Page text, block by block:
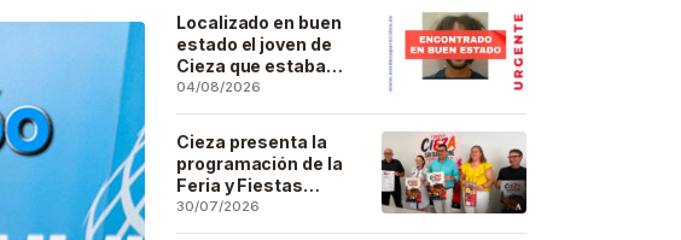
Localizado en buen
estado el joven de
Cieza que estaba
desaparecido desde
el pasado 29 de julio
04/08/2026
Cieza presenta la
programación de la
Feria y Fiestas
Patronales de San
Bartolomé 2026
30/07/2026